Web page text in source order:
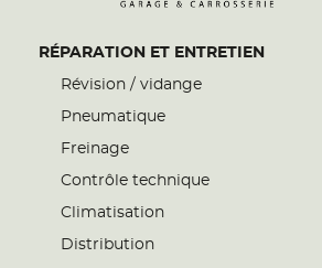
RÉPARATION ET ENTRETIEN
Révision / vidange
Pneumatique
Freinage
Contrôle technique
Climatisation
Distribution